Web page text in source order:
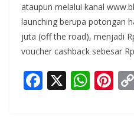
ataupun melalui kanal
launching berupa potongan
juta (off the road), menjadi
voucher cashback sebesar
F X W Pi